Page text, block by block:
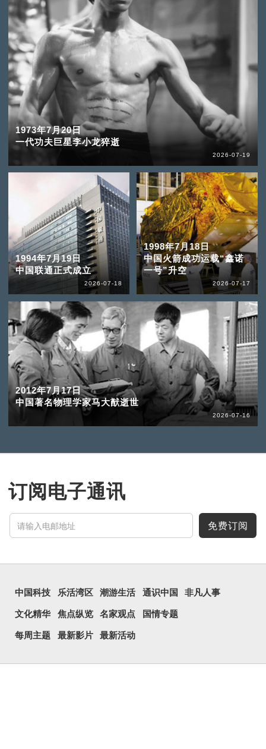
1973年7月20日
一代功夫巨星李小龙猝逝
2026-07-19
1994年7月19日
中国联通正式成立
2026-07-18
1998年7月18日
中国火箭成功运载“鑫诺
一号”升空
2026-07-17
2012年7月17日
中国著名物理学家马大猷逝世
2026-07-16
订阅电子通讯
免费订阅
中国科技 乐活湾区 潮游生活 通识中国 非凡人事
文化精华 焦点纵览 名家观点 国情专题
每周主题 最新影片 最新活动